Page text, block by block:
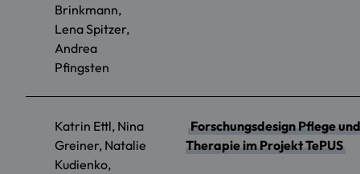
Brinkmann,
Lena Spitzer,
Andrea
Pfingsten
Katrin Ettl, Nina
Greiner, Natalie
Kudienko,
Forschungsdesign Pflege und
Therapie im Projekt TePUS